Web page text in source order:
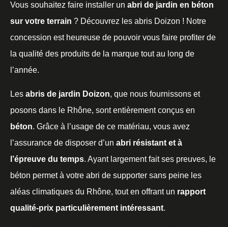
Vous souhaitez faire installer un abri de jardin en béton
sur votre terrain ? Découvrez les abris Doizon ! Notre
concession est heureuse de pouvoir vous faire profiter de
la qualité des produits de la marque tout au long de
l’année.
Les abris de jardin Doizon, que nous fournissons et
posons dans le Rhône, sont entièrement conçus en
béton. Grâce à l’usage de ce matériau, vous avez
l’assurance de disposer d’un abri résistant et à
l’épreuve du temps. Ayant largement fait ses preuves, le
béton permet à votre abri de supporter sans peine les
aléas climatiques du Rhône, tout en offrant un rapport
qualité-prix particulièrement intéressant.